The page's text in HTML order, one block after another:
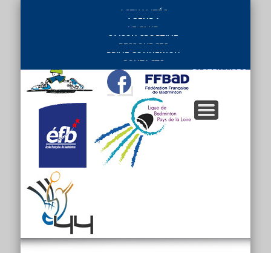
ACTUALITÉS
AGENDA
LE CLUB
SAISON SPORTIVE
RESSOURCES
PRIVE CONNEXION
CONTACTS
PARTENAIRES